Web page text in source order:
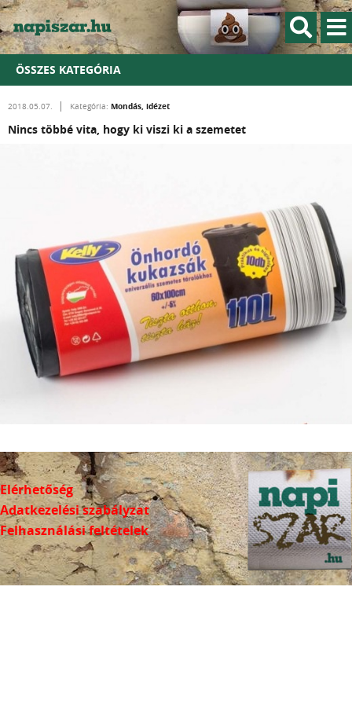
ÖSSZES KATEGÓRIA
2018.05.07. Kategória: Mondás, idézet
Nincs többé vita, hogy ki viszi ki a szemetet
Elérhetőség
Adatkezelési szabályzat
Felhasználási feltételek